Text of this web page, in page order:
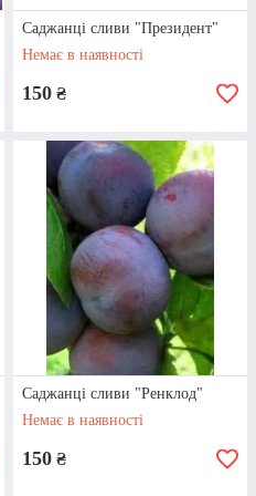
у нашому
самостійно.
посадкового
товару
сливи в
на сайті
Саджанці сливи "Президент"
Немає в наявності
150 ₴
Саджанці сливи "Ренклод"
Немає в наявності
150 ₴